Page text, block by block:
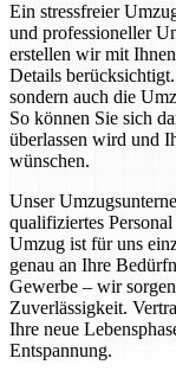
Ein stressfreier
und professioneller
erstellen wir mit
Details
sondern auch die
So können Sie sich
überlassen wird und
wünschen.
Unser
qualifiziertes
Umzug ist für uns
genau an Ihre
Gewerbe – wir
Zuverlässigkeit.
Ihre neue
Entspannung.